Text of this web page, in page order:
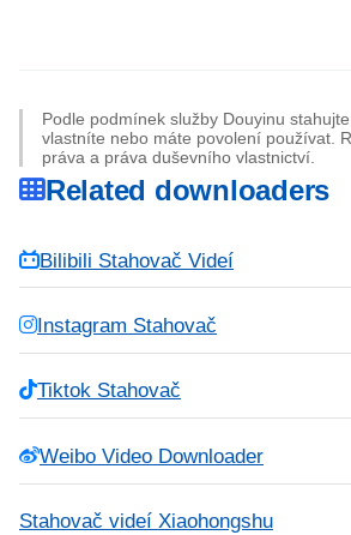
Podle podmínek služby Douyinu
vlastníte nebo máte povolení používat.
práva a práva duševního vlastnictví.
Related downloaders
Bilibili Stahovač Videí
Instagram Stahovač
Tiktok Stahovač
Weibo Video Downloader
Stahovač videí Xiaohongshu